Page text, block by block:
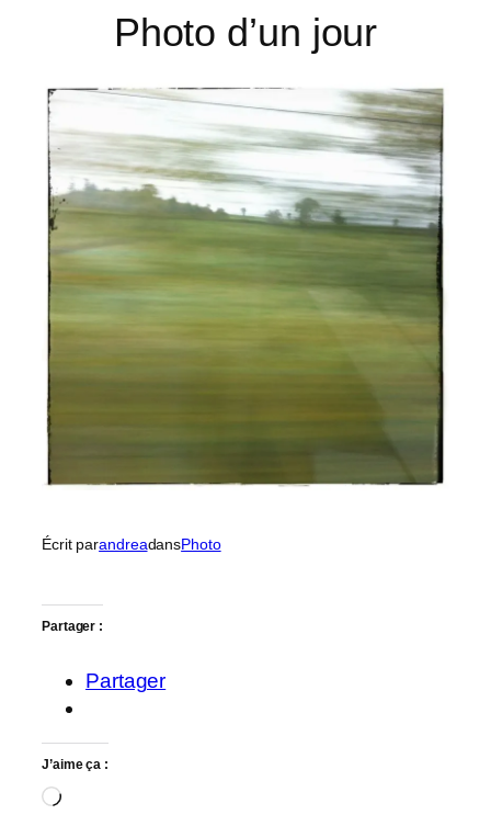
Photo d’un jour
Écrit parandreadansPhoto
Partager :
Partager
J’aime ça :
Chargement…